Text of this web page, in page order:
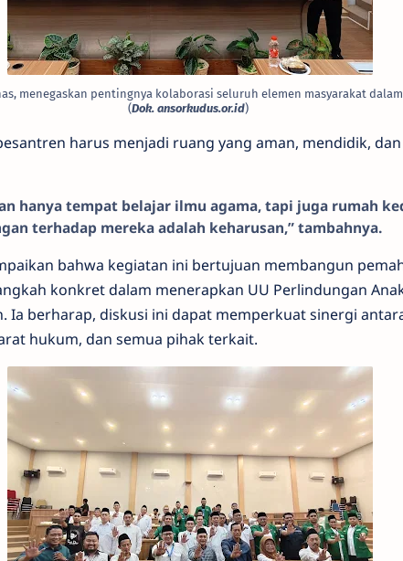
menegaskan pentingnya kolaborasi seluruh elemen masyarakat
(Dok. ansorkudus.or.id)
harus menjadi ruang yang aman, mendidik,
hanya tempat belajar ilmu agama, tapi juga rumah
terhadap mereka adalah keharusan,” tambahnya.
bahwa kegiatan ini bertujuan membangun
konkret dalam menerapkan UU Perlindungan
Ia berharap, diskusi ini dapat memperkuat sinergi
hukum, dan semua pihak terkait.